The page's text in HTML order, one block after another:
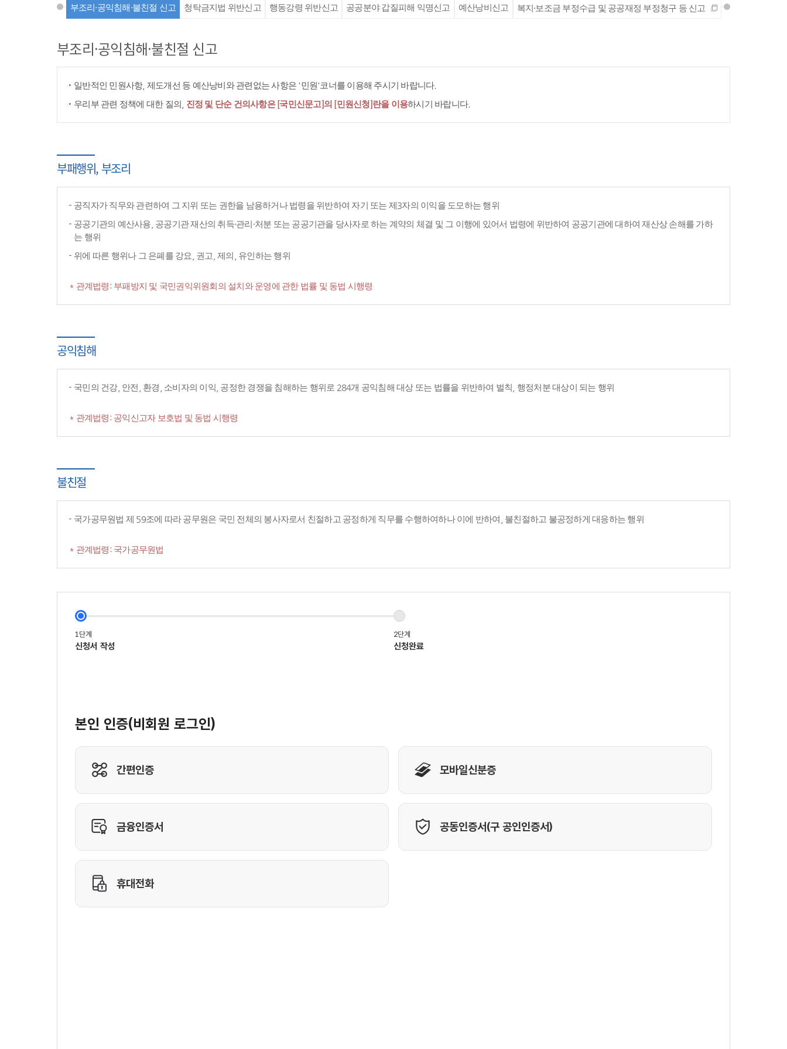
부조리·공익침해·불친절 신고 청탁금지법 위반신고 행동강령 위반신고 공공분야 갑질피해 익명신고 예산낭비신고 복지·보조금 부정수급 및 공공재정 부정청구 등 신고
부조리·공익침해·불친절 신고
일반적인 민원사항, 제도개선 등 예산낭비와 관련없는 사항은 '민원'코너를 이용해 주시기 바랍니다.
우리부 관련 정책에 대한 질의, 진정 및 단순 건의사항은 [국민신문고]의 [민원신청]란을 이용하시기 바랍니다.
부패행위, 부조리
공직자가 직무와 관련하여 그 지위 또는 권한을 남용하거나 법령을 위반하여 자기 또는 제3자의 이익을 도모하는 행위
공공기관의 예산사용, 공공기관 재산의 취득·관리·처분 또는 공공기관을 당사자로 하는 계약의 체결 및 그 이행에 있어서 법령에 위반하여 공공기관에 대하여 재산상 손해를 가하
는 행위
위에 따른 행위나 그 은폐를 강요, 권고, 제의, 유인하는 행위
* 관계법령: 부패방지 및 국민권익위원회의 설치와 운영에 관한 법률 및 동법 시행령
공익침해
국민의 건강, 안전, 환경, 소비자의 이익, 공정한 경쟁을 침해하는 행위로 284개 공익침해 대상 또는 법률을 위반하여 벌칙, 행정처분 대상이 되는 행위
* 관계법령: 공익신고자 보호법 및 동법 시행령
불친절
국가공무원법 제 59조에 따라 공무원은 국민 전체의 봉사자로서 친절하고 공정하게 직무를 수행하여하나 이에 반하여, 불친절하고 불공정하게 대응하는 행위
* 관계법령: 국가공무원법